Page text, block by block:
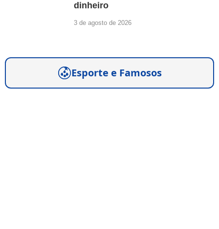
dinheiro
3 de agosto de 2026
Esporte e Famosos